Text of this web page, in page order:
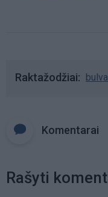
Raktažodžiai
Komentarai
Rašyti